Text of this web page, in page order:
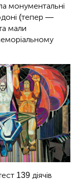
монументальні
(тепер —
мали
139 діячів